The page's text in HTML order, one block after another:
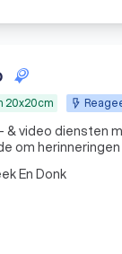
20x20cm
video diensten
om
En Donk